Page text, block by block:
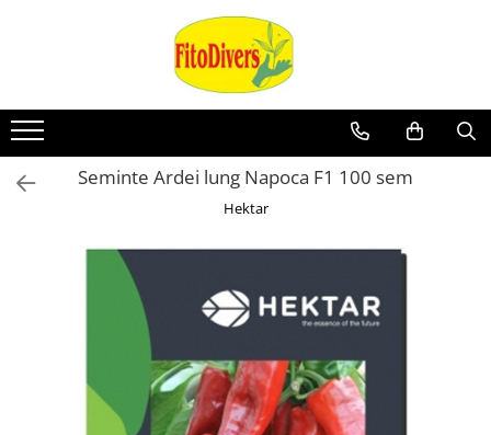
Seminte Ardei lung Napoca F1 100 sem
Hektar